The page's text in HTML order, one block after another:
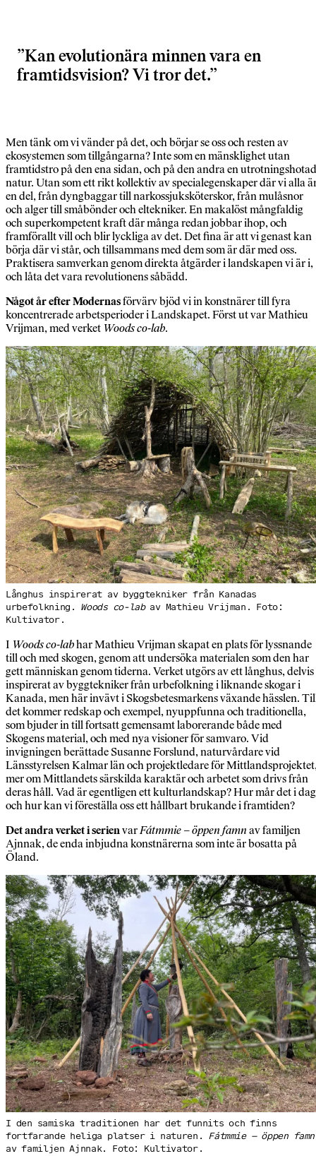
Kan evolutionära minnen vara en
framtidsvision? Vi tror det.
Men tänk om vi vänder på det, och börjar se oss och resten av
ekosystemen som tillgångarna? Inte som en mänsklighet utan
framtidstro på den ena sidan, och på den andra en utrotningshotad
natur. Utan som ett rikt kollektiv av specialegenskaper där vi alla
en del, från dyngbaggar till narkossjuksköterskor, från mulåsnor
och alger till småbönder och eltekniker. En makalöst mångfaldig
och superkompetent kraft där många redan jobbar ihop, och
framförallt vill och blir lyckliga av det. Det fina är att vi genast kan
börja där vi står, och tillsammans med dem som är där med oss.
Praktisera samverkan genom direkta åtgärder i landskapen vi är i,
och låta det vara revolutionens såbädd.
Något år efter Modernasförvärv bjöd vi in konstnärer till fyra
koncentrerade arbetsperioder i Landskapet. Först ut var Mathieu
Vrijman, med verket Woods co-lab.
Långhus inspirerat av byggtekniker från Kanadas
urbefolkning. Woods co-labav Mathieu Vrijman. Foto:
Kultivator.
I Woods co-labhar Mathieu Vrijman skapat en plats för lyssnande
till och med skogen, genom att undersöka materialen som den har
gett människan genom tiderna. Verket utgörs av ett långhus, delvis
inspirerat av byggtekniker från urbefolkning i liknande skogar i
Kanada, men här invävt i Skogsbetesmarkens växande hässlen.
det kommer redskap och exempel, nyuppfunna och traditionella,
som bjuder in till fortsatt gemensamt laborerande både med
Skogens material, och med nya visioner för samvaro. Vid
invigningen berättade Susanne Forslund, naturvårdare vid
Länsstyrelsen Kalmar län och projektledare för
mer om Mittlandets särskilda karaktär och arbetet som drivs från
deras håll. Vad är egentligen ett kulturlandskap? Hur mår det i
och hur kan vi föreställa oss ett hållbart brukande i framtiden?
Det andra verket i serienvarFátmmie – öppen famn av familjen
Ajnnak, de enda inbjudna konstnärerna som inte är bosatta på
Öland.
I den samiska traditionen har det funnits och finns
fortfarande heliga platser i naturen. Fátmmie – öppen famn
av familjen Ajnnak. Foto: Kultivator.